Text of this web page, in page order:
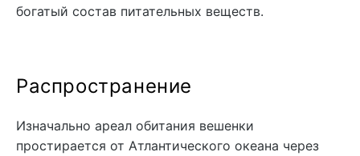
богатый состав питательных веществ.
Распространение
Изначально ареал обитания вешенки
простирается от Атлантического океана через